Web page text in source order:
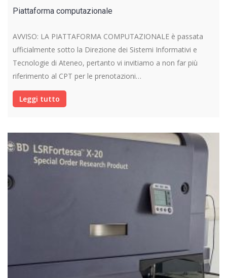
Piattaforma computazionale
AVVISO: LA PIATTAFORMA COMPUTAZIONALE è passata
ufficialmente sotto la Direzione dei Sistemi Informativi e
Tecnologie di Ateneo, pertanto vi invitiamo a non far più
riferimento al CPT per le prenotazioni…
Leggi tutto